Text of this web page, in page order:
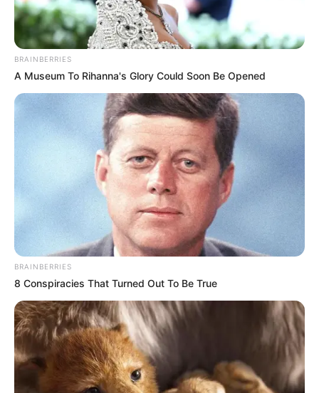
Zu denschönsten Ausflugszielen in Deutschland
auch dieschönsten Städtesowieeinmalige und
unverwechselbare Sehenswürdigkeiten
Hotel oder Unterkunft in und um Flensburg
gesucht?
Sofort online buchbareHotels in Flensburg
Angebot von Booking.com.
Stadtplan Flensburg Adresssuche Flensburg
Ausflugsziele für Menschen mit Behinderung:
Auf mehrfachen Wunsch und nach langen Recherchen
gibt es hier eineAuflistung von Ausflugszielen für
Flensburg, die auch für den Besuch durch Menschen mit
Behinderungen geeignet sind.
BRAINBERRIES
A Museum To Rihanna's Glory Could Soon Be Opened
BRAINBERRIES
8 Conspiracies That Turned Out To Be True